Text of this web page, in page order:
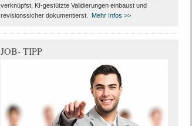
verknüpfst, KI-gestützte Validierungen einbaust und
revisionssicher dokumentierst.
Mehr Infos >>
JOB- TIPP